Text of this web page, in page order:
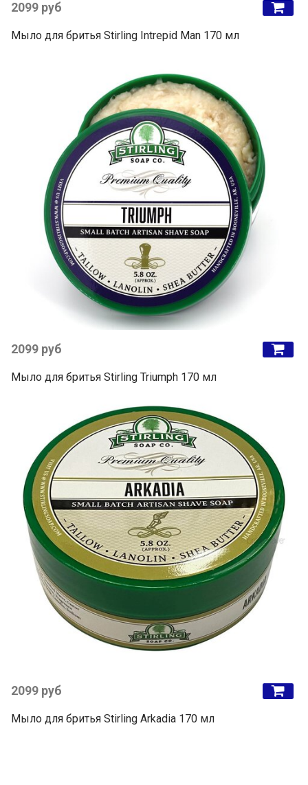
2099 руб
Мыло для бритья Stirling Intrepid Man 170 мл
2099 руб
Мыло для бритья Stirling Triumph 170 мл
2099 руб
Мыло для бритья Stirling Arkadia 170 мл